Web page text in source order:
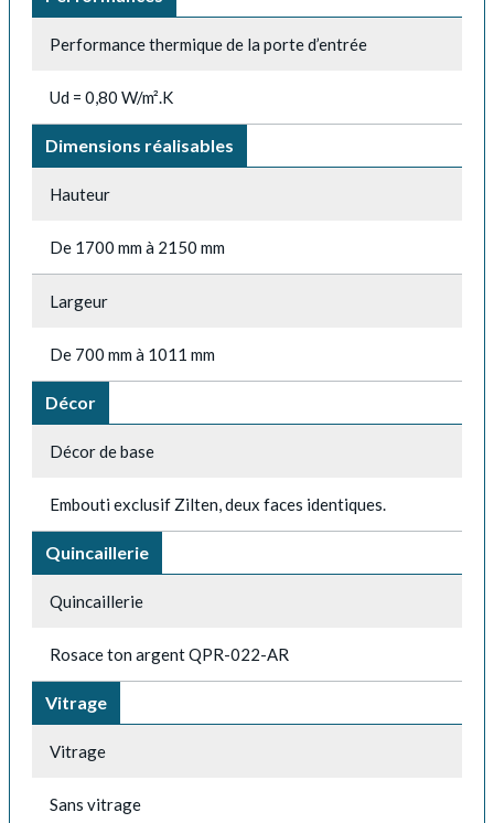
Performance thermique de la porte d’entrée
Ud = 0,80 W/m².K
Dimensions réalisables
Hauteur
De 1700 mm à 2150 mm
Largeur
De 700 mm à 1011 mm
Décor
Décor de base
Embouti exclusif Zilten, deux faces identiques.
Quincaillerie
Quincaillerie
Rosace ton argent QPR-022-AR
Vitrage
Vitrage
Sans vitrage